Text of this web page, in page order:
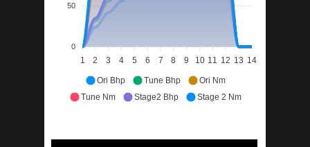
50
0
1 2 3 4 5 6 7 8 9 10 11 12 13 14
Ori Bhp Tune Bhp
Ori Nm
Tune Nm
Stage2 Bhp Stage 2 Nm